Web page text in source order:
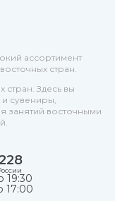
ассортимент
стран.
Здесь вы
сувениры,
занятий восточными
19:30
17:00